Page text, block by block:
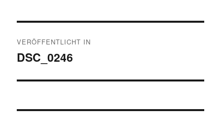
VERÖFFENTLICHT IN
DSC_0246